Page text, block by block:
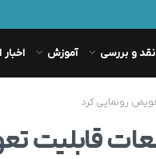
نقد و بررسی آموزش اخبار